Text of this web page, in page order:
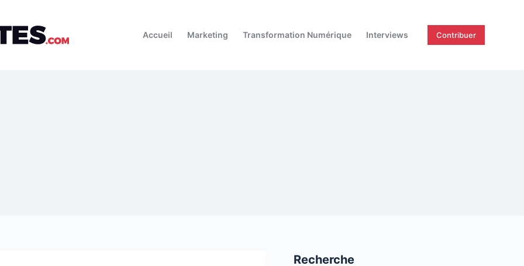
Accueil Marketing Transformation Numérique Interviews Contribuer
Recherche